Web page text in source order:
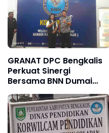
GRANAT DPC Bengkalis
Perkuat Sinergi
Bersama BNN Dumai
dalam Upaya
Pencegahan Narkotika